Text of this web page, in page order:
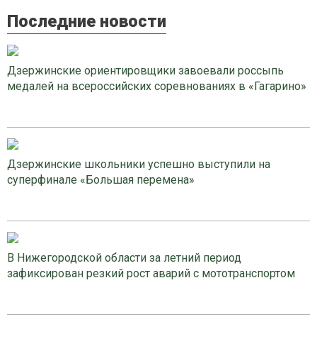
Последние новости
Дзержинские ориентировщики завоевали россыпь
медалей на всероссийских соревнованиях в «Гагарино»
Дзержинские школьники успешно выступили на
суперфинале «Большая перемена»
В Нижегородской области за летний период
зафиксирован резкий рост аварий с мототранспортом